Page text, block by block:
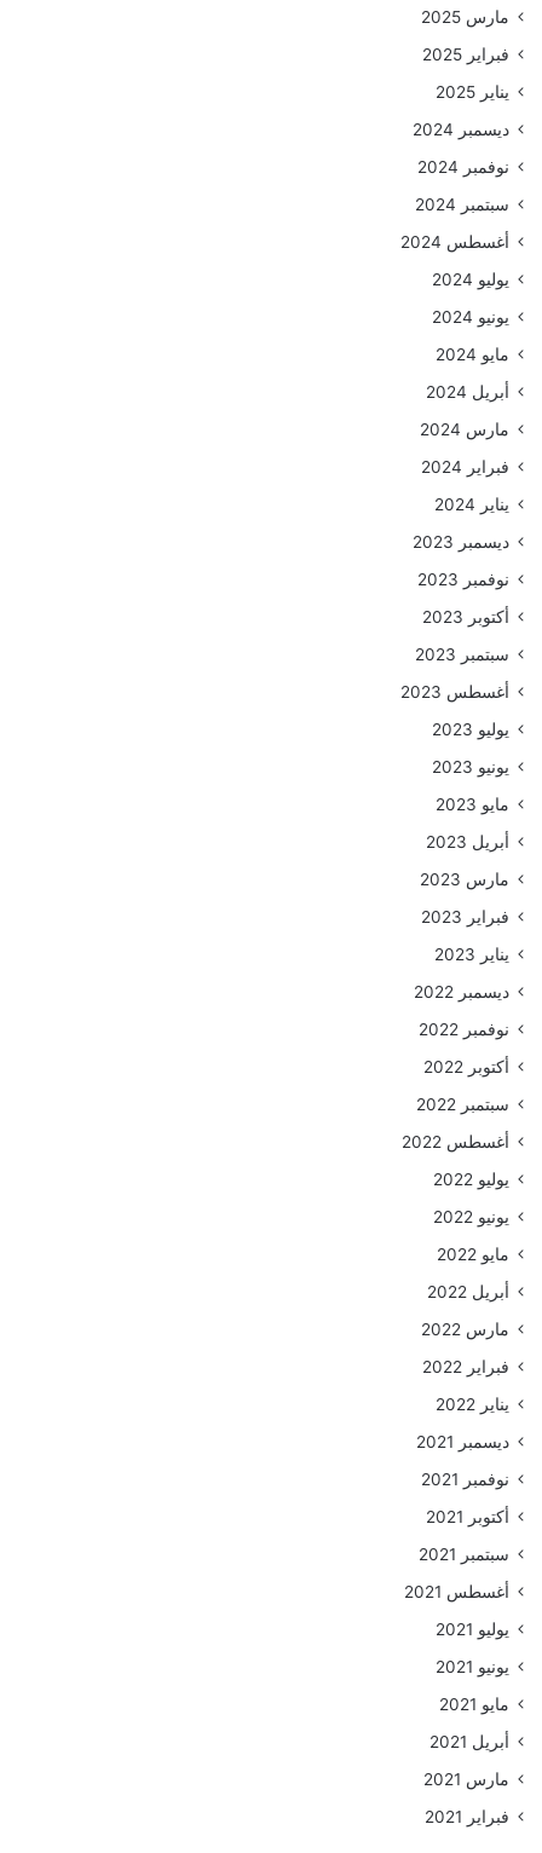
مارس 2025
فبراير 2025
يناير 2025
ديسمبر 2024
نوفمبر 2024
سبتمبر 2024
أغسطس 2024
يوليو 2024
يونيو 2024
مايو 2024
أبريل 2024
مارس 2024
فبراير 2024
يناير 2024
ديسمبر 2023
نوفمبر 2023
أكتوبر 2023
سبتمبر 2023
أغسطس 2023
يوليو 2023
يونيو 2023
مايو 2023
أبريل 2023
مارس 2023
فبراير 2023
يناير 2023
ديسمبر 2022
نوفمبر 2022
أكتوبر 2022
سبتمبر 2022
أغسطس 2022
يوليو 2022
يونيو 2022
مايو 2022
أبريل 2022
مارس 2022
فبراير 2022
يناير 2022
ديسمبر 2021
نوفمبر 2021
أكتوبر 2021
سبتمبر 2021
أغسطس 2021
يوليو 2021
يونيو 2021
مايو 2021
أبريل 2021
مارس 2021
فبراير 2021